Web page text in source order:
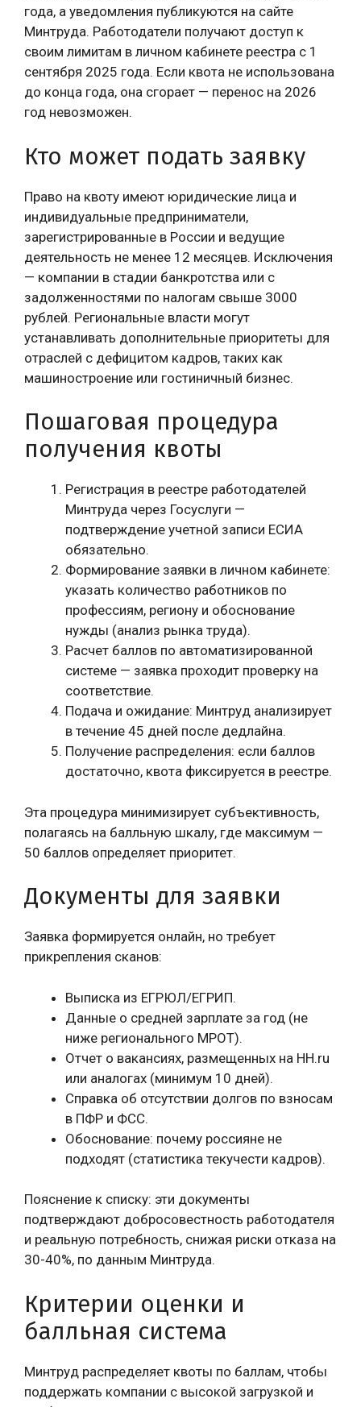
года, а уведомления публикуются на сайте
Минтруда. Работодатели получают доступ к
своим лимитам в личном кабинете реестра с 1
сентября 2025 года. Если квота не использована
до конца года, она сгорает — перенос на 2026
год невозможен.
Кто может подать заявку
Право на квоту имеют юридические лица и
индивидуальные предприниматели,
зарегистрированные в России и ведущие
деятельность не менее 12 месяцев. Исключения
— компании в стадии банкротства или с
задолженностями по налогам свыше 3000
рублей. Региональные власти могут
устанавливать дополнительные приоритеты для
отраслей с дефицитом кадров, таких как
машиностроение или гостиничный бизнес.
Пошаговая процедура
получения квоты
Регистрация в реестре работодателей
Минтруда через Госуслуги —
подтверждение учетной записи ЕСИА
обязательно.
Формирование заявки в личном кабинете:
указать количество работников по
профессиям, региону и обоснование
нужды (анализ рынка труда).
Расчет баллов по автоматизированной
системе — заявка проходит проверку на
соответствие.
Подача и ожидание: Минтруд анализирует
в течение 45 дней после дедлайна.
Получение распределения: если баллов
достаточно, квота фиксируется в реестре.
Эта процедура минимизирует субъективность,
полагаясь на балльную шкалу, где максимум —
50 баллов определяет приоритет.
Документы для заявки
Заявка формируется онлайн, но требует
прикрепления сканов:
Выписка из ЕГРЮЛ/ЕГРИП.
Данные о средней зарплате за год (не
ниже регионального МРОТ).
Отчет о вакансиях, размещенных на HH.ru
или аналогах (минимум 10 дней).
Справка об отсутствии долгов по взносам
в ПФР и ФСС.
Обоснование: почему россияне не
подходят (статистика текучести кадров).
Пояснение к списку: эти документы
подтверждают добросовестность работодателя
и реальную потребность, снижая риски отказа на
30-40%, по данным Минтруда.
Критерии оценки и
балльная система
Минтруд распределяет квоты по баллам, чтобы
поддержать компании с высокой загрузкой и